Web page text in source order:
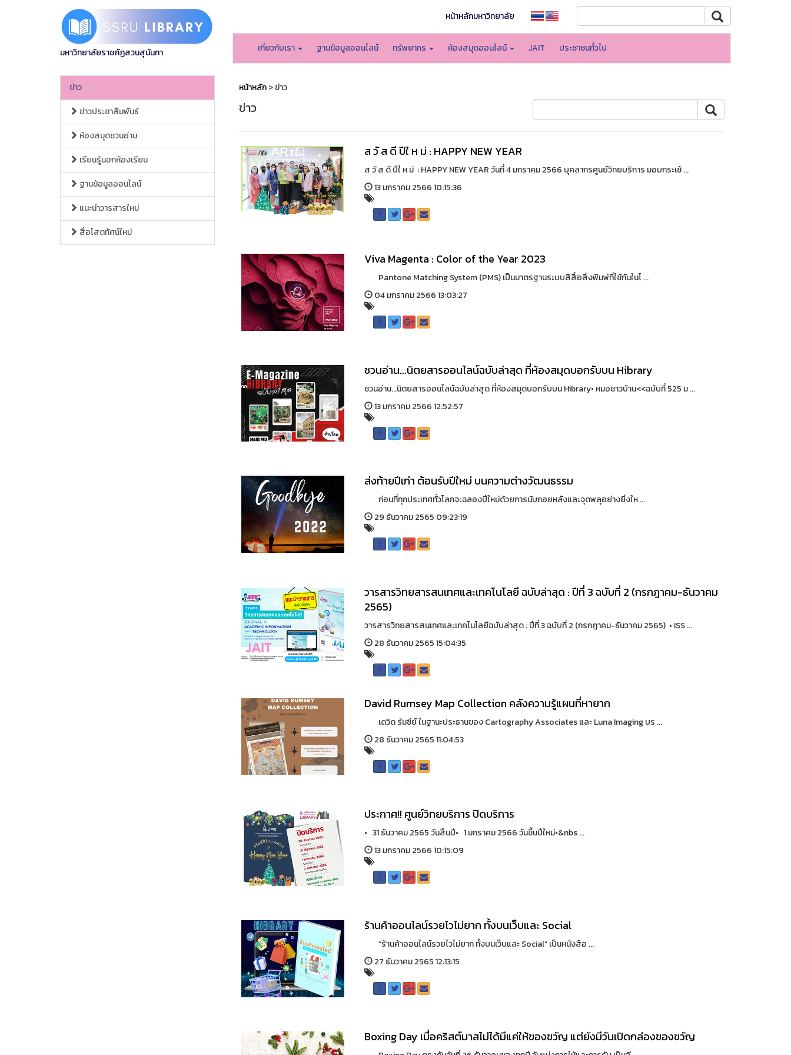
มหาวิทยาลัยราชภัฏสวนสุนันทา
หน้าหลักมหาวิทยาลัย
เกี่ยวกับเรา ฐานข้อมูลออนไลน์ ทรัพยากร ห้องสมุดออนไลน์ JAIT ประชาชนทั่วไป
ข่าว
ข่าวประชาสัมพันธ์
ห้องสมุดชวนอ่าน
เรียนรู้นอกห้องเรียน
ฐานข้อมูลออนไลน์
แนะนำวารสารใหม่
สื่อโสตทัศน์ใหม่
หน้าหลัก> ข่าว
ข่าว
ส วั ส ดี ปีใ ห ม่ : HAPPY NEW YEAR
ส วั ส ดี ปีใ ห ม่ : HAPPY NEW YEAR วันที่ 4 มกราคม 2566 บุคลากรศูนย์วิทยบริการ มอบกระเช้ ...
13 มกราคม 2566 10:15:36
Viva Magenta : Color of the Year 2023
Pantone Matching System (PMS) เป็นมาตรฐานระบบสีสื่อสิ่งพิมพ์ที่ใช้กันในโ ...
04 มกราคม 2566 13:03:27
ชวนอ่าน...นิตยสารออนไลน์ฉบับล่าสุด ที่ห้องสมุดบอกรับบน Hibrary
ชวนอ่าน...นิตยสารออนไลน์ฉบับล่าสุด ที่ห้องสมุดบอกรับบน Hibrary• หมอชาวบ้าน<<ฉบับที่ 525 ม ...
13 มกราคม 2566 12:52:57
ส่งท้ายปีเก่า ต้อนรับปีใหม่ บนความต่างวัฒนธรรม
ก่อนที่ทุกประเทศทั่วโลกจะฉลองปีใหม่ด้วยการนับถอยหลังและจุดพลุอย่างยิ่งให ...
29 ธันวาคม 2565 09:23:19
วารสารวิทยสารสนเทศและเทคโนโลยี ฉบับล่าสุด : ปีที่ 3 ฉบับที่ 2 (กรกฎาคม-ธันวาคม
2565)
วารสารวิทยสารสนเทศและเทคโนโลยีฉบับล่าสุด : ปีที่ 3 ฉบับที่ 2 (กรกฎาคม-ธันวาคม 2565) • ISS ...
28 ธันวาคม 2565 15:04:35
David Rumsey Map Collection คลังความรู้แผนที่หายาก
เดวิด รัมซีย์ ในฐานะประธานของ Cartography Associates และ Luna Imaging บร ...
28 ธันวาคม 2565 11:04:53
ประกาศ!! ศูนย์วิทยบริการ ปิดบริการ
• 31 ธันวาคม 2565 วันสิ้นปี• 1 มกราคม 2566 วันขึ้นปีใหม่•&nbs ...
13 มกราคม 2566 10:15:09
ร้านค้าออนไลน์รวยไวไม่ยาก ทั้งบนเว็บและ Social
“ร้านค้าออนไลน์รวยไวไม่ยาก ทั้งบนเว็บและ Social” เป็นหนังสือ ...
27 ธันวาคม 2565 12:13:15
Boxing Day เมื่อคริสต์มาสไม่ได้มีแค่ให้ของขวัญ แต่ยังมีวันเปิดกล่องของขวัญ